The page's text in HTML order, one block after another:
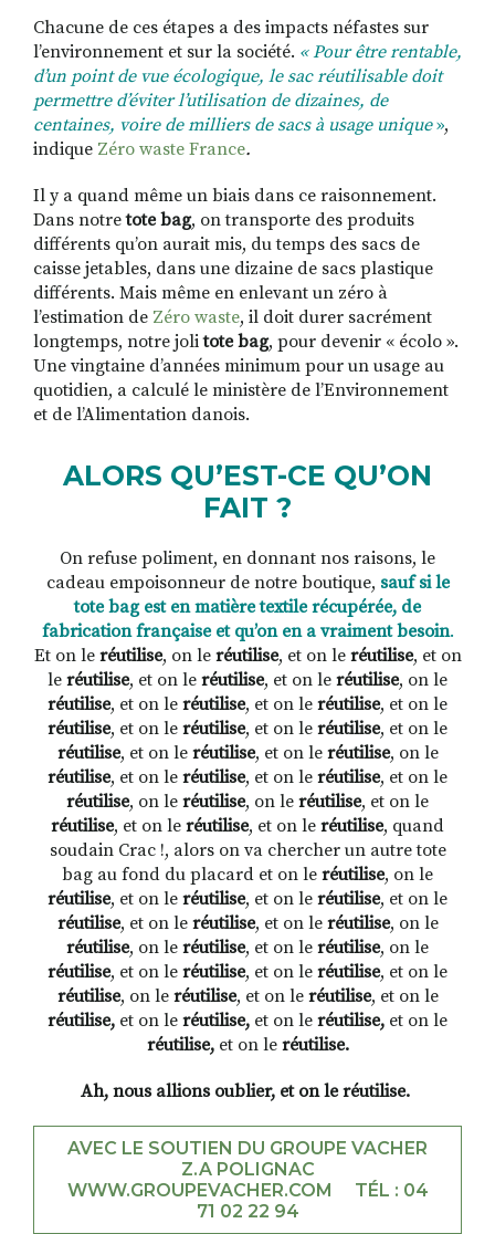
Chacune de ces étapes a des impacts néfastes sur
l’environnement et sur la société. « Pour être rentable,
d’un point de vue écologique, le sac réutilisable doit
permettre d’éviter l’utilisation de dizaines, de
centaines, voire de milliers de sacs à usage unique»,
indique Zéro waste France.
Il y a quand même un biais dans ce raisonnement.
Dans notretote bag, on transporte des produits
différents qu’on aurait mis, du temps des sacs de
caisse jetables, dans une dizaine de sacs plastique
différents. Mais même en enlevant un zéro à
l’estimation de Zéro waste, il doit durer sacrément
longtemps, notre jolitote bag, pour devenir « écolo ».
Une vingtaine d’années minimum pour un usage au
quotidien, a calculé le ministère de l’Environnement
et de l’Alimentation danois.
ALORS QU’EST-CE QU’ON
FAIT ?
On refuse poliment, en donnant nos raisons, le
cadeau empoisonneur de notre boutique, sauf si le
tote bag est en matière textile récupérée, de
fabrication française et qu’on en a vraiment besoin.
Et on le réutilise, on le réutilise, et on le réutilise, et on
le réutilise, et on le réutilise, et on le réutilise, on le
réutilise, et on le réutilise, et on le réutilise, et on le
réutilise, et on le réutilise, et on le réutilise, et on le
réutilise, et on le réutilise, et on le réutilise, on le
réutilise, et on le réutilise, et on le réutilise, et on le
réutilise, on le réutilise, on le réutilise, et on le
réutilise, et on le réutilise, et on le réutilise, quand
soudain Crac !, alors on va chercher un autre tote
bag au fond du placard et on le réutilise, on le
réutilise, et on le réutilise, et on le réutilise, et on le
réutilise, et on le réutilise, et on le réutilise, on le
réutilise, on le réutilise, et on le réutilise, on le
réutilise, et on le réutilise, et on le réutilise, et on le
réutilise, on le réutilise, et on le réutilise, et on le
réutilise, et on le réutilise, et on le réutilise, et on le
réutilise, et on le réutilise.
Ah, nous allions oublier, et on le réutilise.
AVEC LE SOUTIEN DU GROUPE VACHER
Z.A POLIGNAC
WWW.GROUPEVACHER.COM TÉL : 04
71 02 22 94